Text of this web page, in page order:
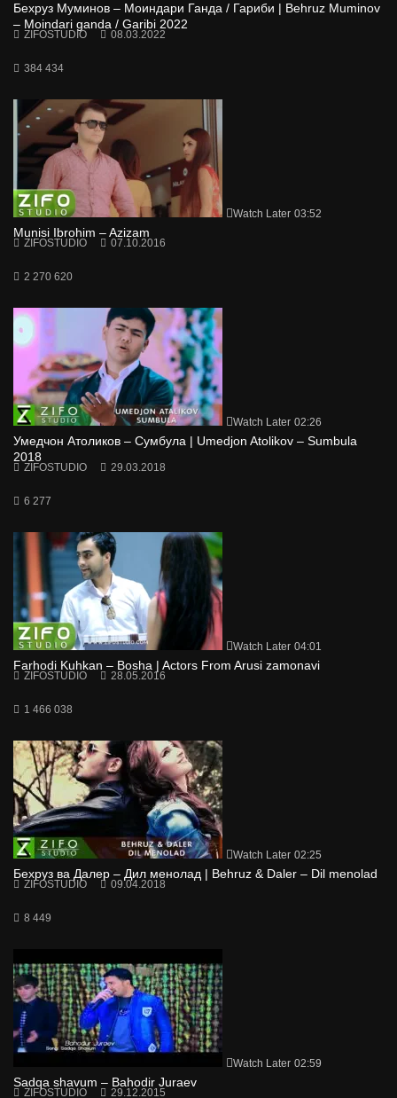
Бехруз Муминов – Моиндари Ганда / Гариби | Behruz Muminov
– Moindari ganda / Garibi 2022
ZIFOSTUDIO 08.03.2022
384 434
Watch Later 03:52
Munisi Ibrohim – Azizam
ZIFOSTUDIO 07.10.2016
2 270 620
Watch Later 02:26
Умедчон Атоликов – Сумбула | Umedjon Atolikov – Sumbula
2018
ZIFOSTUDIO 29.03.2018
6 277
Watch Later 04:01
Farhodi Kuhkan – Bosha | Actors From Arusi zamonavi
ZIFOSTUDIO 28.05.2016
1 466 038
Watch Later 02:25
Бехруз ва Далер – Дил менолад | Behruz & Daler – Dil menolad
ZIFOSTUDIO 09.04.2018
8 449
Watch Later 02:59
Sadqa shavum – Bahodir Juraev
ZIFOSTUDIO 29.12.2015